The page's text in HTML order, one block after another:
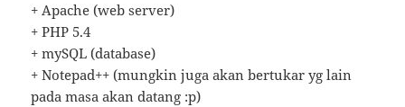
+ Apache (web server)
+ PHP 5.4
+ mySQL (database)
+ Notepad++ (mungkin juga akan bertukar yg lain
pada masa akan datang :p)